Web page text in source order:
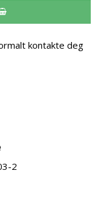
kontakte deg
2